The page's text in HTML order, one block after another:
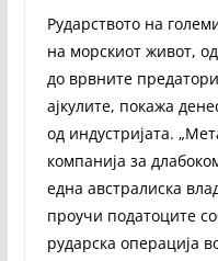
Рударството на
на морскиот живот,
до врвните
ајкулите, покажа
од индустријата.
компанија за
една австралиска
проучи податоците
рударска операција